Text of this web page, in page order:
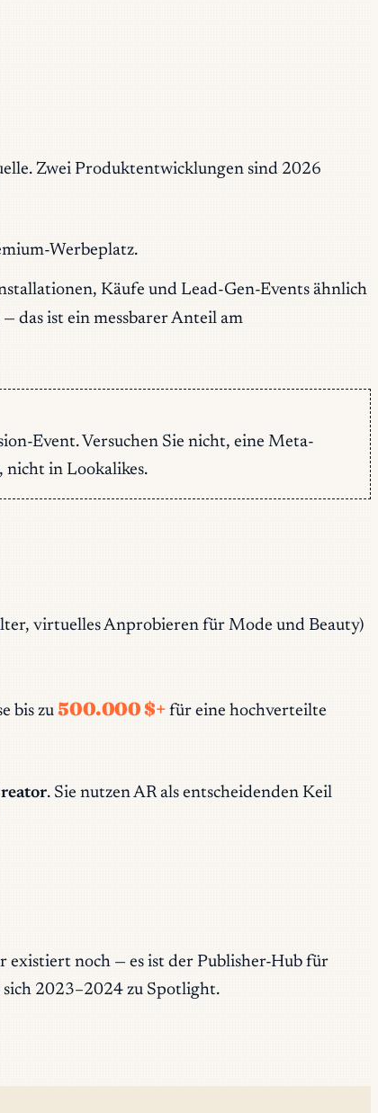
Zwei Produktentwicklungen sind 2026
Werbeplatz.
Käufe und Lead-Gen-Events ähnlich
das ist ein messbarer Anteil am
Event. Versuchen Sie nicht, eine Meta-
nicht in Lookalikes.
virtuelles Anprobieren für Mode und Beauty)
bis zu500.000 $+ für eine hochverteilte
. Sie nutzen AR als entscheidenden Keil
existiert noch — es ist der Publisher-Hub für
2023–2024 zu Spotlight.